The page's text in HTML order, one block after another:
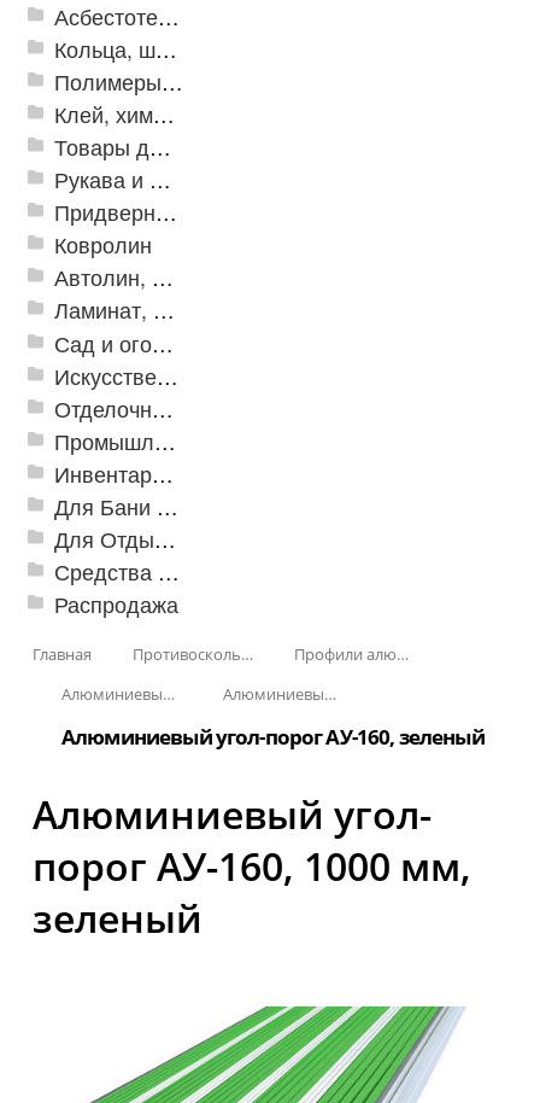
Асбестотехнические и теплоизоляционные материалы
Кольца, шайбы, манжеты
Полимеры и пластики
Клей, химия, сопутствующие товары
Товары для дома
Рукава и шланги промышленные
Придверные решетки
Ковролин
Автолин, Транслин, Линолеум
Ламинат, Кварцвиниловая плитка SPC
Сад и огород
Искусственная трава
Отделочные профили
Промышленный текстиль
Инвентарь для клининга
Для Бани и Сауны
Для Отдыха и Пикника
Средства от насекомых и садовых вредителей
Распродажа
Главная Противоскользящая защита для лестниц, профили, ленты
Профили алюминиевые с резиновой вставкой
Алюминиевый угол-порог с резиновой вставкой
Алюминиевый угол-порог с пятью резиновыми вставками АУ-160
Алюминиевый угол-порог АУ-160, зеленый
Алюминиевый угол-
порог АУ-160, 1000 мм,
зеленый